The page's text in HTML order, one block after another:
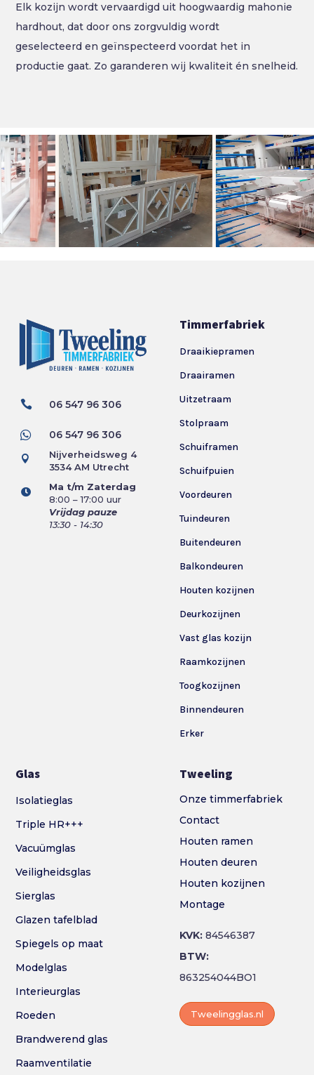
Elk kozijn wordt vervaardigd uit hoogwaardig mahonie
hardhout, dat door ons zorgvuldig wordt
geselecteerd en geïnspecteerd voordat het in
productie gaat. Zo garanderen wij kwaliteit én snelheid.
 06 547 96 306
 06 547 96 306

Nijverheidsweg 4
3534 AM Utrecht

Ma t/m Zaterdag
8:00 – 17:00 uur
Vrijdag pauze
13:30 - 14:30
Timmerfabriek
Draaikiepramen
Draairamen
Uitzetraam
Stolpraam
Schuiframen
Schuifpuien
Voordeuren
Tuindeuren
Buitendeuren
Balkondeuren
Houten kozijnen
Deurkozijnen
Vast glas kozijn
Raamkozijnen
Toogkozijnen
Binnendeuren
Erker
Glas
Isolatieglas
Triple HR+++
Vacuümglas
Veiligheidsglas
Sierglas
Glazen tafelblad
Spiegels op maat
Modelglas
Interieurglas
Roeden
Brandwerend glas
Raamventilatie
Tweeling
Onze timmerfabriek
Contact
Houten ramen
Houten deuren
Houten kozijnen
Montage
KVK:84546387
BTW:
863254044BO1
Tweelingglas.nl